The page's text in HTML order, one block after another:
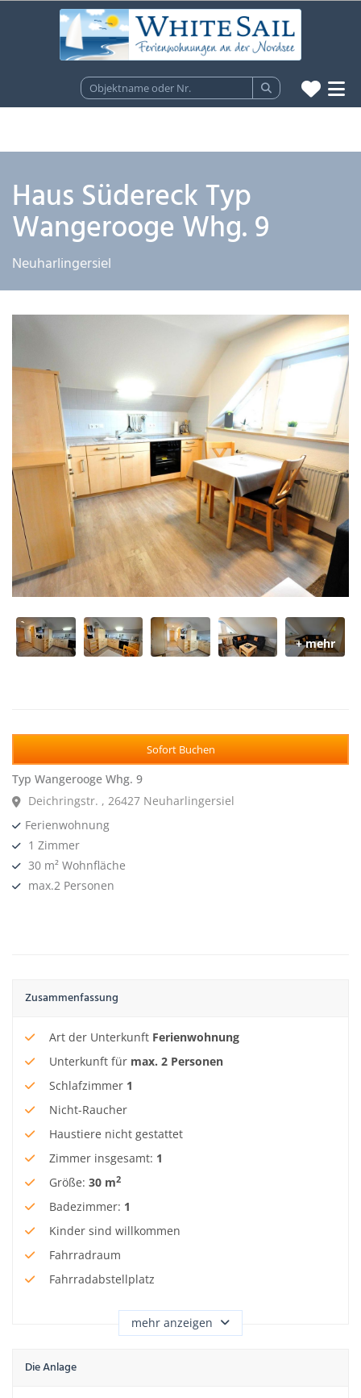
Haus Südereck Typ
Wangerooge Whg. 9
Neuharlingersiel
Sofort Buchen
Typ Wangerooge Whg. 9
Deichringstr. , 26427 Neuharlingersiel
Ferienwohnung
1 Zimmer
30 m² Wohnfläche
max.2 Personen
Zusammenfassung
Art der Unterkunft Ferienwohnung
Unterkunft für max. 2 Personen
Schlafzimmer 1
Nicht-Raucher
Haustiere nicht gestattet
Zimmer insgesamt: 1
Größe: 30 m2
Badezimmer: 1
Kinder sind willkommen
Fahrradraum
Fahrradabstellplatz
mehr anzeigen
Die Anlage